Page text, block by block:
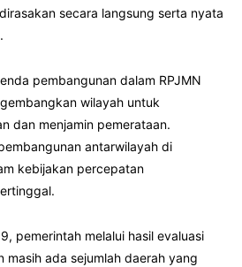
secara langsung serta nyata
pembangunan dalam RPJMN
wilayah untuk
dan menjamin pemerataan.
antarwilayah di
kebijakan percepatan
pemerintah melalui hasil evaluasi
masih ada sejumlah daerah yang